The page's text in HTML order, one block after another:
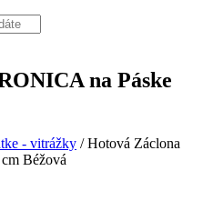
na Páske
- vitrážky / Hotová Záclona
Béžová